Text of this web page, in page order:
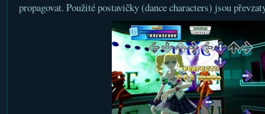
propagovat. Použité postavičky (dance characters) jsou